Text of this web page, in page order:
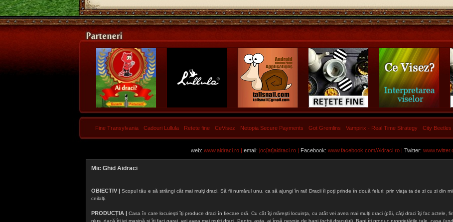
Fine Transylvania Cadouri Lullula Retete fine CeVisez Netopia Secure Payments Got Gremlins Vampirix - Real Time Strategy City Beetles
web: www.aidraci.ro | email: joc[at]aidraci.ro | Facebook: www.facebook.com/Aidraci.ro| Twitter:
Mic Ghid Aidraci
OBIECTIV | Scopul tău e să strângi cât mai mulţi draci. Să fii numărul unu, ca să ajungi în rai! Dracii îi poţi prinde în două feluri: prin viaţa ta de zi cu zi din
ceilalţi.
PRODUCȚIA | Casa în care locuieşti îţi produce draci în fiecare oră. Cu cât îţi măreşti locuinţa, cu atât vei avea mai mulţi draci (păi, câţi draci îţi fac actele,
plus, dacă îţi iei maşină şi îţi faci garaj, vei avea mai mulţi draci. Pentru asta, ai însă nevoie de bani (ochii dracului). Bani îţi produc proprietăţile tale, casa